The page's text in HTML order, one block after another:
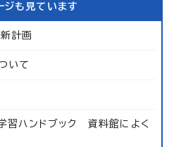
ジも見ています
計画
いて
習ハンドブック 資料館によく